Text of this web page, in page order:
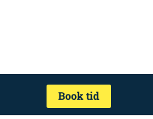
Book tid